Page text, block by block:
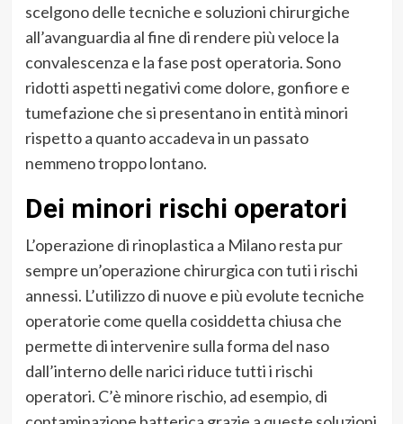
scelgono delle tecniche e soluzioni chirurgiche
all’avanguardia al fine di rendere più veloce la
convalescenza e la fase post operatoria. Sono
ridotti aspetti negativi come dolore, gonfiore e
tumefazione che si presentano in entità minori
rispetto a quanto accadeva in un passato
nemmeno troppo lontano.
Dei minori rischi operatori
L’operazione di rinoplastica a Milano resta pur
sempre un’operazione chirurgica con tuti i rischi
annessi. L’utilizzo di nuove e più evolute tecniche
operatorie come quella cosiddetta chiusa che
permette di intervenire sulla forma del naso
dall’interno delle narici riduce tutti i rischi
operatori. C’è minore rischio, ad esempio, di